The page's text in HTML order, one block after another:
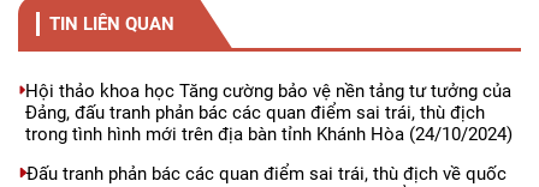
TIN LIÊN QUAN
Hội thảo khoa học Tăng cường bảo vệ nền tảng tư tưởng của
Đảng, đấu tranh phản bác các quan điểm sai trái, thù địch
trong tình hình mới trên địa bàn tỉnh Khánh Hòa(24/10/2024)
Đấu tranh phản bác các quan điểm sai trái, thù địch về quốc